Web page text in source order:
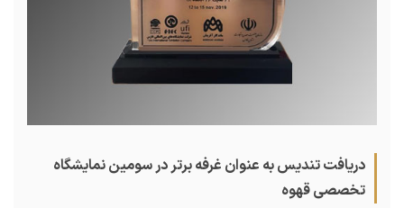
دریافت تندیس به عنوان غرفه برتر در سومین نمایشگاه
تخصصی قهوه